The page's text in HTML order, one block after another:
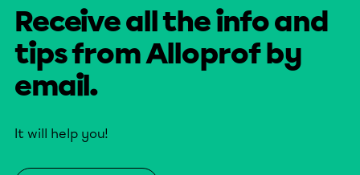
Receive all the info and
tips from Alloprof by
email.
It will help you!